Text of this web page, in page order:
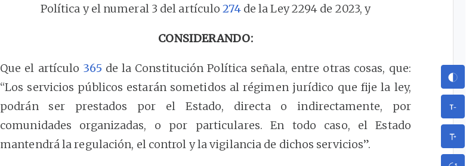
Política y el numeral 3 del artículo274de la Ley 2294 de 2023, y
CONSIDERANDO:
Que el artículo 365 de la Constitución Política señala, entre otras cosas, que:
“Los servicios públicos estarán sometidos al régimen jurídico que fije la ley,
podrán ser prestados por el Estado, directa o indirectamente, por
comunidades organizadas, o por particulares. En todo caso, el Estado
mantendrá la regulación, el control y la vigilancia de dichos servicios”.